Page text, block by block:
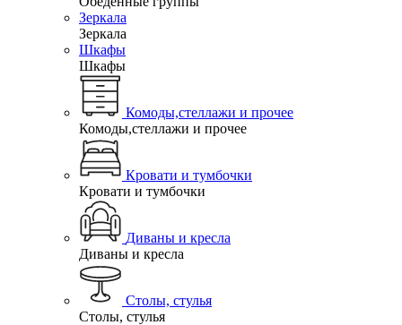
Зеркала
Зеркала
Шкафы
Шкафы
Комоды,стеллажи и прочее
Комоды,стеллажи и прочее
Кровати и тумбочки
Кровати и тумбочки
Диваны и кресла
Диваны и кресла
Столы, стулья
Столы, стулья